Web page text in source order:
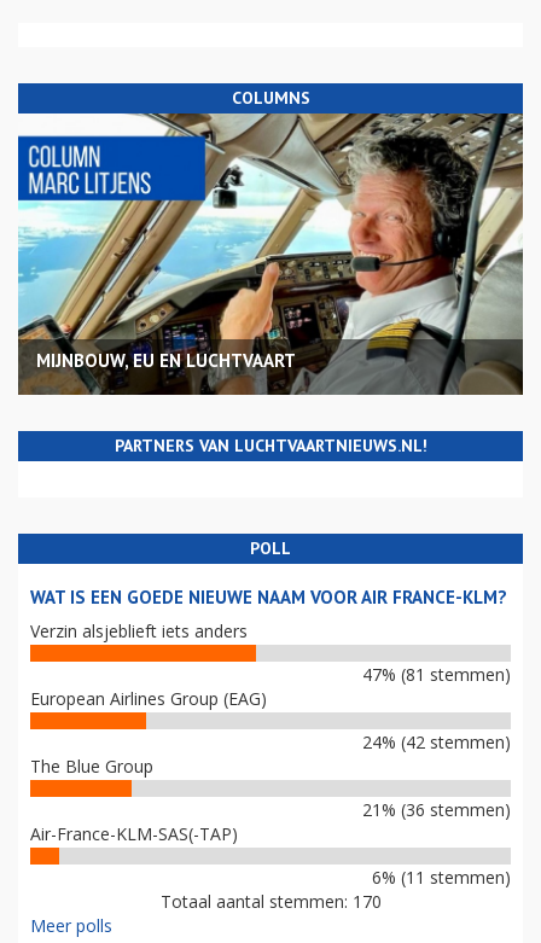
COLUMNS
MIJNBOUW, EU EN LUCHTVAART
PARTNERS VAN LUCHTVAARTNIEUWS.NL!
POLL
WAT IS EEN GOEDE NIEUWE NAAM VOOR AIR FRANCE-KLM?
Verzin alsjeblieft iets anders
47% (81 stemmen)
European Airlines Group (EAG)
24% (42 stemmen)
The Blue Group
21% (36 stemmen)
Air-France-KLM-SAS(-TAP)
6% (11 stemmen)
Totaal aantal stemmen: 170
Meer polls